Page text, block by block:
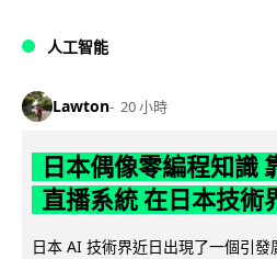
人工智能
Lawton 20 小時
日本偶像零編程知識
直播系統 在日本技術
日本 AI 技術界近日出現了一個引